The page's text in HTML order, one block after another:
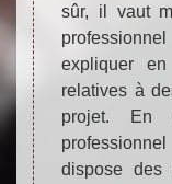
sûr, il vaut
expliquer
relatives à
projet. En
dispose des